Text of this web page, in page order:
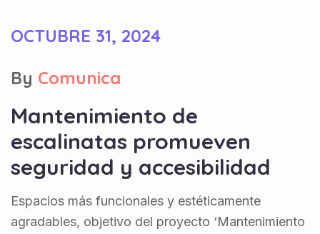
OCTUBRE 31, 2024
By Comunica
Mantenimiento de
escalinatas promueven
seguridad y accesibilidad
Espacios más funcionales y estéticamente
agradables, objetivo del proyecto ‘Mantenimiento